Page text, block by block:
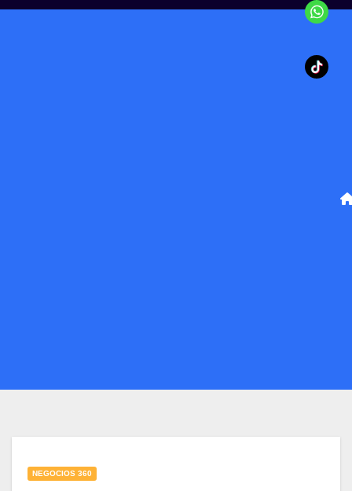
NEGOCIOS 360